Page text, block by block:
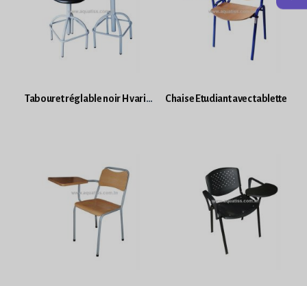
Tabouret réglable noir H variable Cologne à vis Chaise Etudiant avec tablette